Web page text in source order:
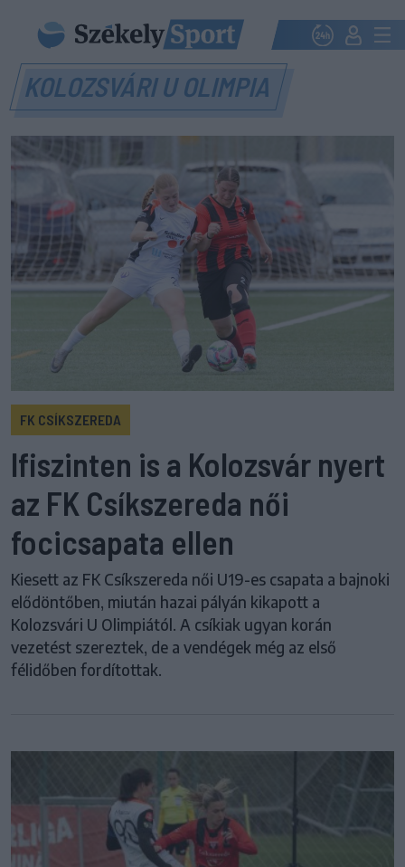
KOLOZSVÁRI U OLIMPIA
FK CSÍKSZEREDA
Ifiszinten is a Kolozsvár nyert
az FK Csíkszereda női
focicsapata ellen
Kiesett az FK Csíkszereda női U19-es csapata a bajnoki
elődöntőben, miután hazai pályán kikapott a
Kolozsvári U Olimpiától. A csíkiak ugyan korán
vezetést szereztek, de a vendégek még az első
félidőben fordítottak.